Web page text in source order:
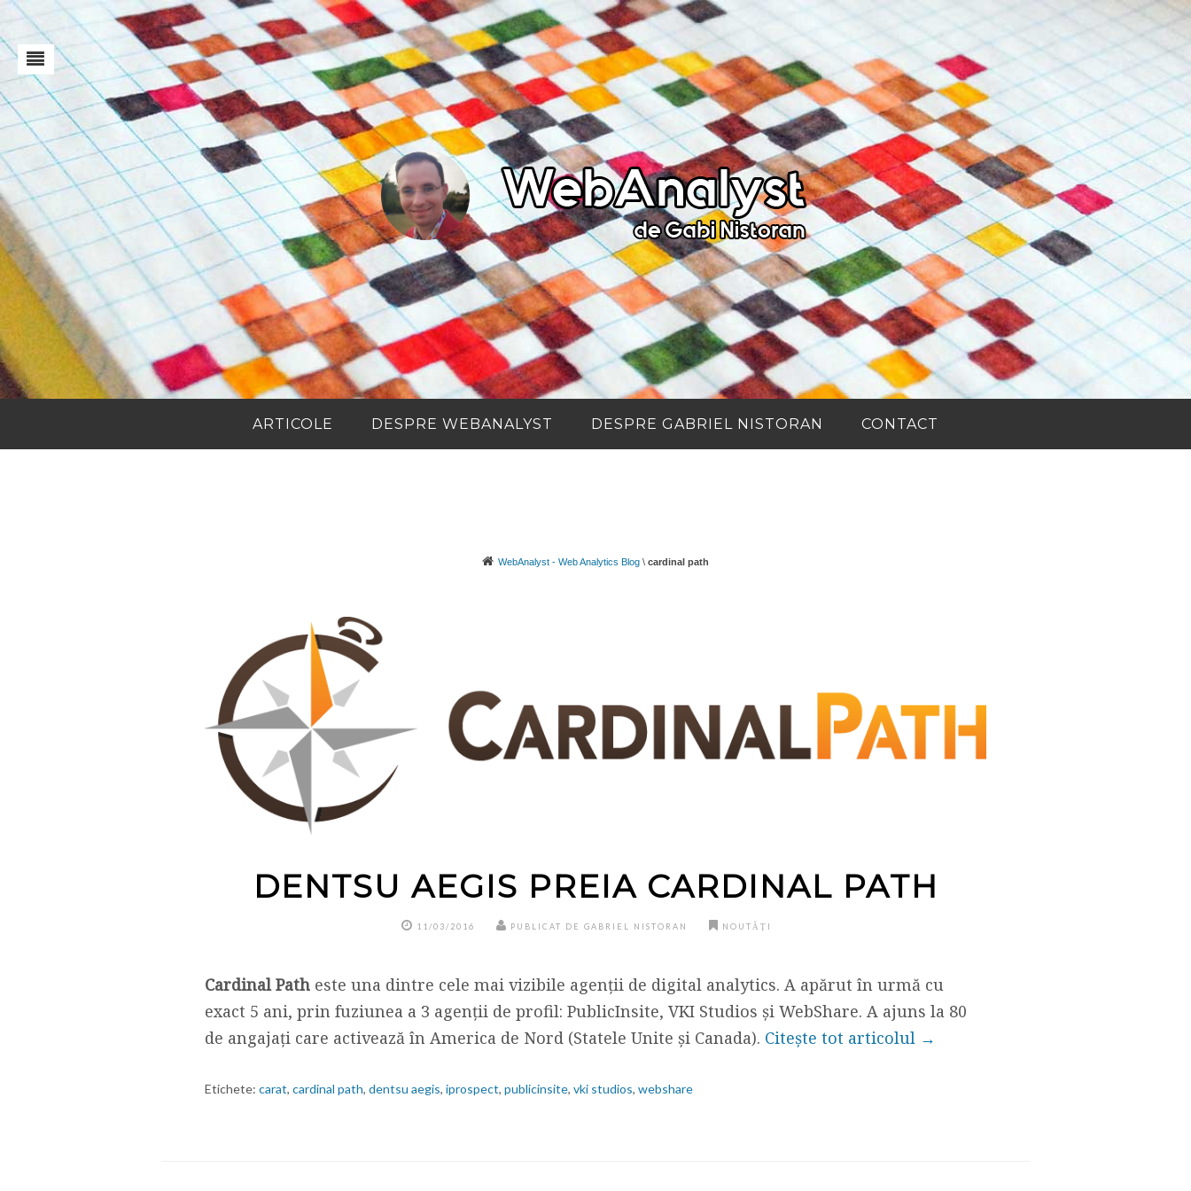
ARTICOLE DESPRE WEBANALYST DESPRE GABRIEL NISTORAN CONTACT
WebAnalyst - Web Analytics Blog \ cardinal path
DENTSU AEGIS PREIA CARDINAL PATH
11/03/2016 PUBLICAT DE GABRIEL NISTORAN NOUTĂȚI
Cardinal Path este una dintre cele mai vizibile agenții de digital analytics. A apărut în urmă cu
exact 5 ani, prin fuziunea a 3 agenții de profil: PublicInsite, VKI Studios și WebShare. A ajuns la 80
de angajați care activează în America de Nord (Statele Unite și Canada). Citește tot articolul →
Etichete: carat, cardinal path, dentsu aegis, iprospect, publicinsite, vki studios, webshare